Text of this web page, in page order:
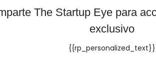
The Startup Eye para
exclusivo
{{rp_personalized_text}}